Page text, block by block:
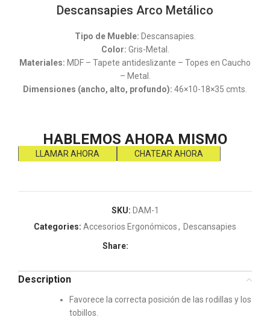
Descansapies Arco Metálico
Tipo de Mueble: Descansapies.
Color: Gris-Metal.
Materiales: MDF – Tapete antideslizante – Topes en Caucho
– Metal.
Dimensiones (ancho, alto, profundo): 46×10-18×35 cmts.
HABLEMOS AHORA MISMO
LLAMAR AHORA CHATEAR AHORA
SKU: DAM-1
Categories: Accesorios Ergonómicos, Descansapies
Share:
Description
Favorece la correcta posición de las rodillas y los
tobillos.